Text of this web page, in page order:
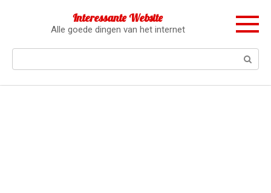
Interessante Website
Alle goede dingen van het internet